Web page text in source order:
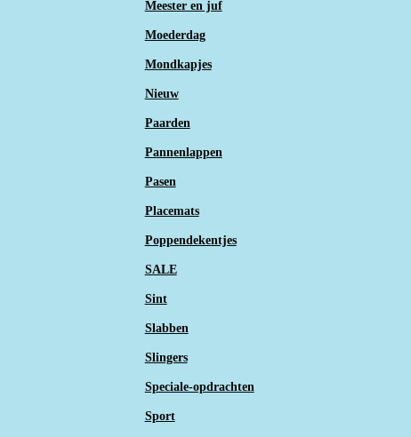
Meester en juf
Moederdag
Mondkapjes
Nieuw
Paarden
Pannenlappen
Pasen
Placemats
Poppendekentjes
SALE
Sint
Slabben
Slingers
Speciale-opdrachten
Sport